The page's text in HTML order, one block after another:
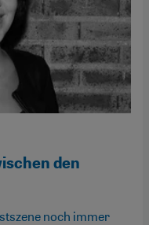
den
noch immer